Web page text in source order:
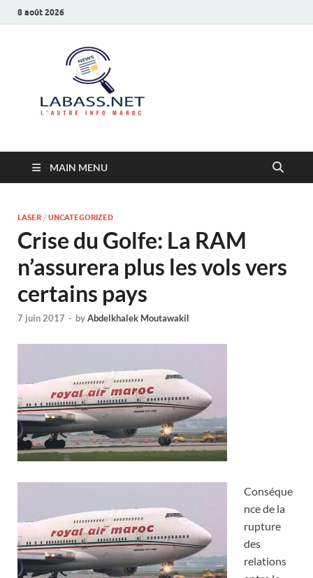
8 août 2026
MAIN MENU
LASER / UNCATEGORIZED
Crise du Golfe: La RAM
n’assurera plus les vols vers
certains pays
7 juin 2017 - byAbdelkhalek Moutawakil
Conséque
nce de la
rupture
des
relations